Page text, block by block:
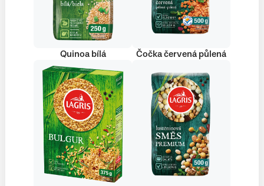
Quinoa bílá Čočka červená půlená